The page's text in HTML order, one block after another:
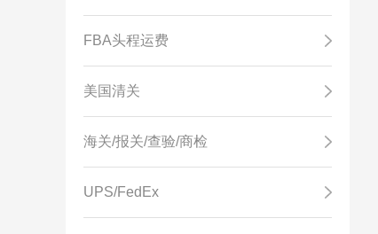
FBA头程运费
美国清关
海关/报关/查验/商检
UPS/FedEx